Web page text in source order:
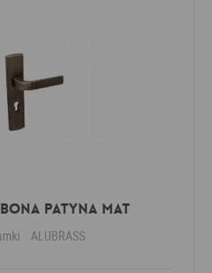
patyna mat
ALUBRASS